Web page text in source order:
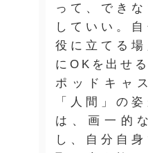
って、でき
していい。
役に立てる
にOKを出せ
ポッドキャ
「人間」の
は、画一的
し、自分自